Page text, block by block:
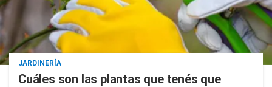
JARDINERÍA
Cuáles son las plantas que tenés que